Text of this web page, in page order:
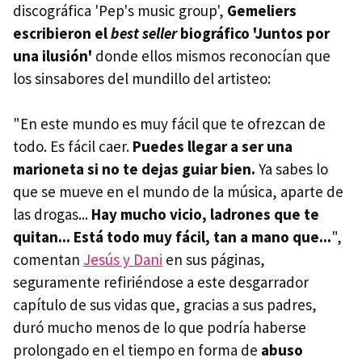
discográfica 'Pep's music group', Gemeliers
escribieron elbest sellerbiográfico 'Juntos por
una ilusión' donde ellos mismos reconocían que
los sinsabores del mundillo del artisteo:
"En este mundo es muy fácil que te ofrezcan de
todo. Es fácil caer. Puedes llegar a ser una
marioneta si no te dejas guiar bien. Ya sabes lo
que se mueve en el mundo de la música, aparte de
las drogas... Hay mucho vicio, ladrones que te
quitan... Está todo muy fácil, tan a mano que...",
comentan Jesús y Dani en sus páginas,
seguramente refiriéndose a este desgarrador
capítulo de sus vidas que, gracias a sus padres,
duró mucho menos de lo que podría haberse
prolongado en el tiempo en forma de abuso